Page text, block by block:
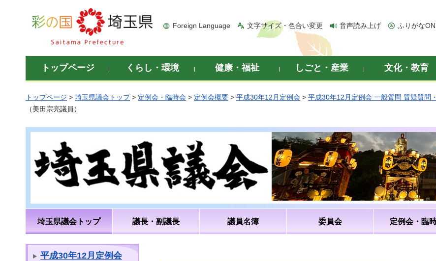
彩の国 埼玉県
Foreign Language 文字サイズ・色合い変更 音声読み上げ ふりがなON
トップページ くらし・環境 健康・福祉 しごと・産業 文化・教育
トップページ > 埼玉県議会トップ> 定例会・臨時会 > 定例会概要 > 平成30年12月定例会 > 平成30年12月定例会 一般質問 質疑質問
（美田宗亮議員）
埼玉県議会トップ 議長・副議長 議員名簿 委員会 定例会・臨
平成30年12月定例会